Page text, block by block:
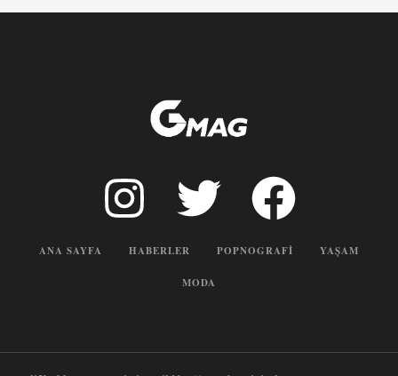
ANA SAYFA HABERLER POPNOGRAFI YAŞAM
MODA